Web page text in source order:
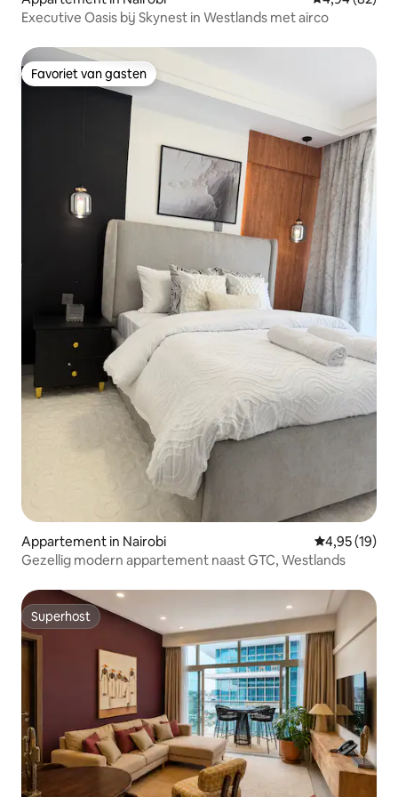
Executive Oasis bij Skynest in Westlands met airco
Favoriet van gasten
Favoriet van gasten
Appartement in Nairobi Gemiddelde
4,95 (19)
Gezellig modern appartement naast GTC, Westlands
Superhost
Superhost